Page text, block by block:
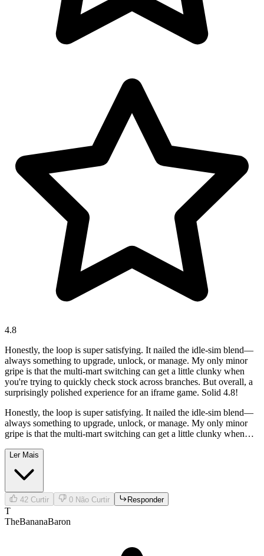
4.8
Honestly, the loop is super satisfying. It nailed the idle-sim blend—
always something to upgrade, unlock, or manage. My only minor
gripe is that the multi-mart switching can get a little clunky when
you're trying to quickly check stock across branches. But overall, a
surprisingly polished experience for an iframe game. Solid 4.8!
Honestly, the loop is super satisfying. It nailed the idle-sim blend—
always something to upgrade, unlock, or manage. My only minor
gripe is that the multi-mart switching can get a little clunky when
surprisingly polished experience for an iframe game. Solid 4.8!
Ler Mais
42 Curtir 0 Não Curtir Responder
T
TheBananaBaron